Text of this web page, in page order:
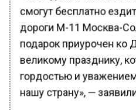
смогут бесплатно
дороги М-11 Москва-
подарок приурочен
великому празднику,
гордостью и
нашу страну», —